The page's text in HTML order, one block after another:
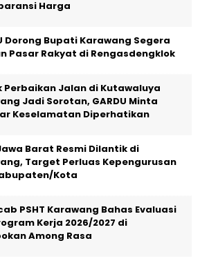
Harga
Dorong Bupati Karawang Segera
Pasar Rakyat di Rengasdengklok
Perbaikan Jalan di Kutawaluya
Jadi Sorotan, GARDU Minta
Keselamatan Diperhatikan
Barat Resmi Dilantik di
Target Perluas Kepengurusan
Kota
PSHT Karawang Bahas Evaluasi
Kerja 2026/2027 di
Among Rasa